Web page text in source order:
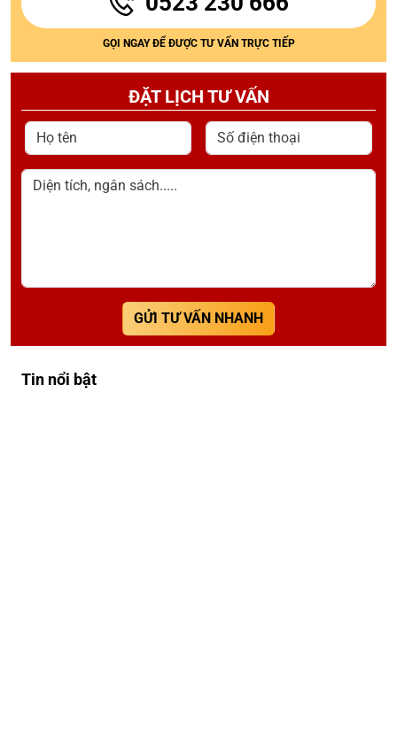
GỌI NGAY ĐỂ ĐƯỢC TƯ VẤN TRỰC TIẾP
ĐẶT LỊCH TƯ VẤN
Họ tên Số điện thoại
Diện tích, ngân sách.....
GỬI TƯ VẤN NHANH
Tin nổi bật